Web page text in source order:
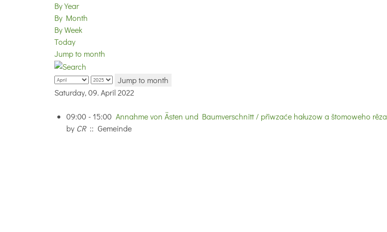
By Year
By Month
By Week
Today
Jump to month
Jump to month
Saturday, 09. April 2022
09:00 - 15:00 Annahme von Ästen und Baumverschnitt / přiwzaće hałuzow a štomoweho rěza
by CR:: Gemeinde